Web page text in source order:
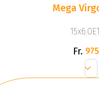
Mega
Fr.